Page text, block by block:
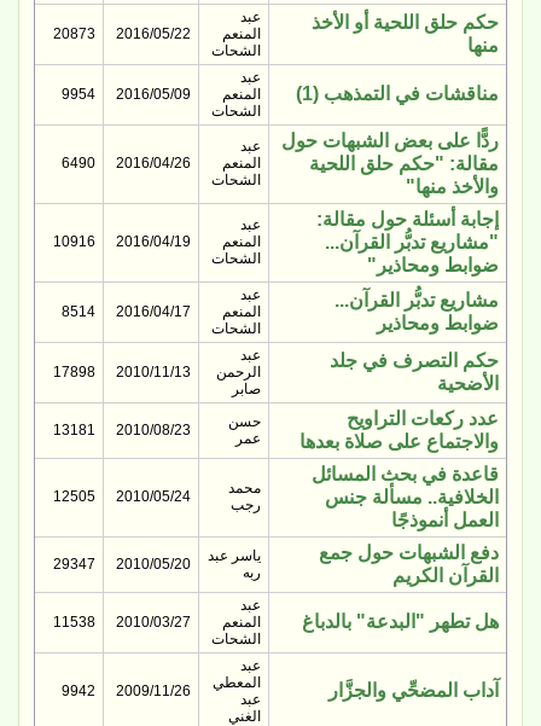
حكم حلق اللحية أو الأخذ
منها
عبد
المنعم
الشحات
2016/05/22
20873
مناقشات في التمذهب (1)
عبد
المنعم
الشحات
2016/05/09
9954
ردًّا على بعض الشبهات حول
مقالة: "حكم حلق اللحية
والأخذ منها"
عبد
المنعم
الشحات
2016/04/26
6490
إجابة أسئلة حول مقالة:
"مشاريع تدبُّر القرآن...
ضوابط ومحاذير"
عبد
المنعم
الشحات
2016/04/19
10916
مشاريع تدبُّر القرآن...
ضوابط ومحاذير
عبد
المنعم
الشحات
2016/04/17
8514
حكم التصرف في جلد
الأضحية
عبد
الرحمن
صابر
2010/11/13
17898
عدد ركعات التراويح
والاجتماع على صلاة بعدها
حسن
عمر
2010/08/23
13181
قاعدة في بحث المسائل
الخلافية.. مسألة جنس
العمل أنموذجًا
محمد
رجب
2010/05/24
12505
دفع الشبهات حول جمع
القرآن الكريم
ياسر عبد
ربه
2010/05/20
29347
هل تطهر "البدعة" بالدباغ
عبد
المنعم
الشحات
2010/03/27
11538
آداب المضحِّي والجزَّار
عبد
المعطي
عبد
الغني
2009/11/26
9942